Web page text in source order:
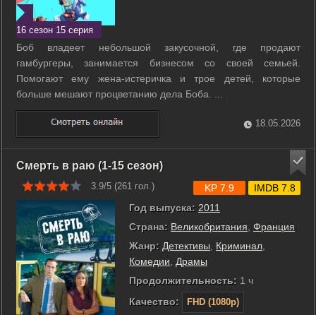
16 сезон 15 серия
Боб владеет небольшой закусочной, где продают
гамбургеры, занимается бизнесом со своей семьей.
Помогают ему жена-истеричка и трое детей, которые
больше мешают процветанию дела Боба. ...
18.05.2026
Смерть в раю (1-15 сезон)
3.9/5 (261 гол.)
Год выпуска: 2011
Страна: Великобритания Франция
Жанр: Детективы Криминал
Комедии
Драмы
Продолжительность: 1 ч
Качество:
FHD (1080p)
KP 7.9 IMDB 7.8